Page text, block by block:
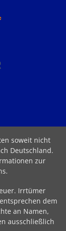
soweit nicht
Deutschland.
zur
.
Irrtümer
dem
an Namen,
ausschließlich